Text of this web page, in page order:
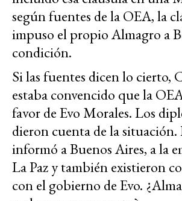
según fuentes de la OEA, la
impuso el propio Almagro a
condición.
Si las fuentes dicen lo cierto,
estaba convencido que la
favor de Evo Morales. Los
dieron cuenta de la
informó a Buenos Aires, a la
La Paz y también existieron
con el gobierno de Evo.